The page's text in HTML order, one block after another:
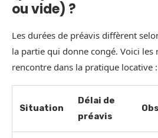
ou vide) ?
Les durées de préavis diffèrent
la partie qui donne congé. Voici les
rencontre dans la pratique locative :
Situation
Délai de
préavis